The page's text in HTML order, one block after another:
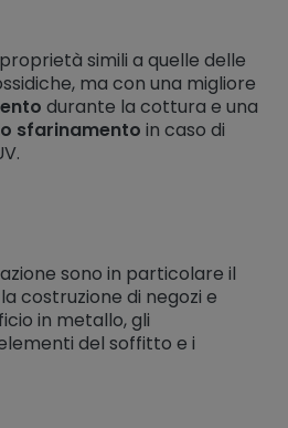
simili a quelle delle
ma con una migliore
durante la cottura e una
sfarinamento in caso di
sono in particolare il
costruzione di negozi e
in metallo, gli
del soffitto e i